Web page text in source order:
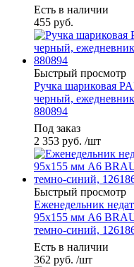
Есть в наличии
455 руб.
Быстрый просмотр
Ручка шариковая
черный,
880894
Под заказ
2 353 руб. /шт
Быстрый просмотр
Еженедельник
95х155 мм А6
темно-синий,
Есть в наличии
362 руб. /шт